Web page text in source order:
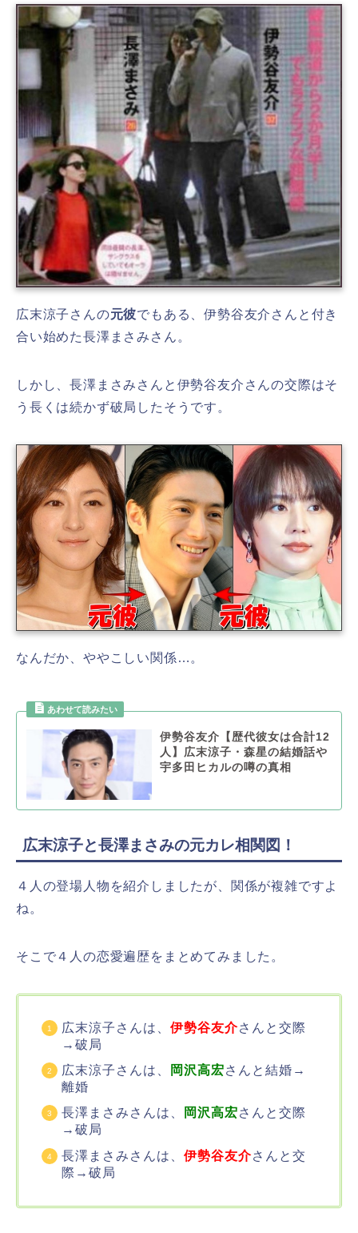
広末涼子さんの元彼でもある、伊勢谷友介さんと付き
合い始めた長澤まさみさん。
しかし、長澤まさみさんと伊勢谷友介さんの交際はそ
う長くは続かず破局したそうです。
なんだか、ややこしい関係…。
伊勢谷友介【歴代彼女は合計12
人】広末涼子・森星の結婚話や
宇多田ヒカルの噂の真相
広末涼子と長澤まさみの元カレ相関図！
４人の登場人物を紹介しましたが、関係が複雑ですよ
ね。
そこで４人の恋愛遍歴をまとめてみました。
広末涼子さんは、 伊勢谷友介さんと交際
→破局
広末涼子さんは、
岡沢高宏さんと結婚→
離婚
長澤まさみさんは、
岡沢高宏さんと交際
→破局
長澤まさみさんは、 伊勢谷友介さんと交
際→破局